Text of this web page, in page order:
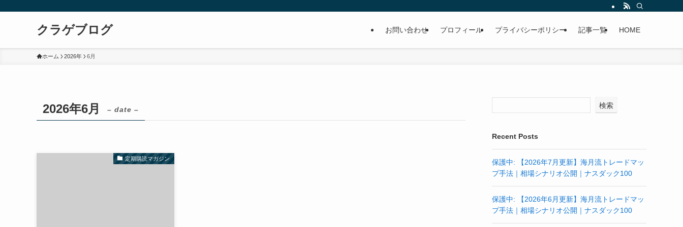
クラゲブログ お問い合わせ プロフィール プライバシーポリシー 記事一覧 HOME
ホーム 2026年 6月
2026年6月 – date –
定期購読マガジン
検索
Recent Posts
保護中: 【2026年7月更新】海月流トレードマッ
プ手法｜相場シナリオ公開｜ナスダック100
保護中: 【2026年6月更新】海月流トレードマッ
プ手法｜相場シナリオ公開｜ナスダック100